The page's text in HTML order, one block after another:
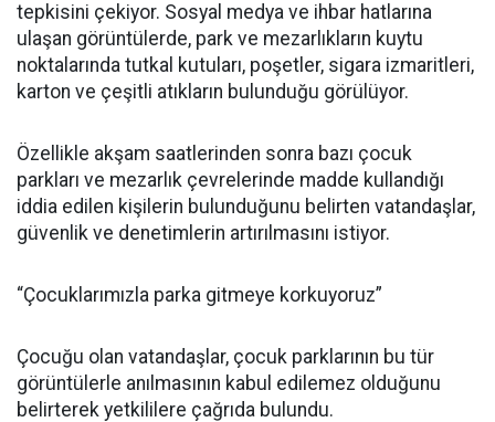
tepkisini çekiyor. Sosyal medya ve ihbar hatlarına
ulaşan görüntülerde, park ve mezarlıkların kuytu
noktalarında tutkal kutuları, poşetler, sigara izmaritleri,
karton ve çeşitli atıkların bulunduğu görülüyor.
Özellikle akşam saatlerinden sonra bazı çocuk
parkları ve mezarlık çevrelerinde madde kullandığı
iddia edilen kişilerin bulunduğunu belirten vatandaşlar,
güvenlik ve denetimlerin artırılmasını istiyor.
“Çocuklarımızla parka gitmeye korkuyoruz”
Çocuğu olan vatandaşlar, çocuk parklarının bu tür
görüntülerle anılmasının kabul edilemez olduğunu
belirterek yetkililere çağrıda bulundu.